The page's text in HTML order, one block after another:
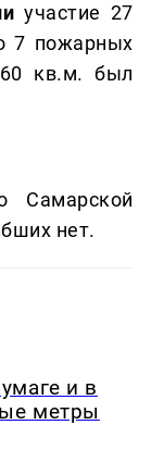
участие 27
7 пожарных
кв.м. был
Самарской
нет.
и в
метры